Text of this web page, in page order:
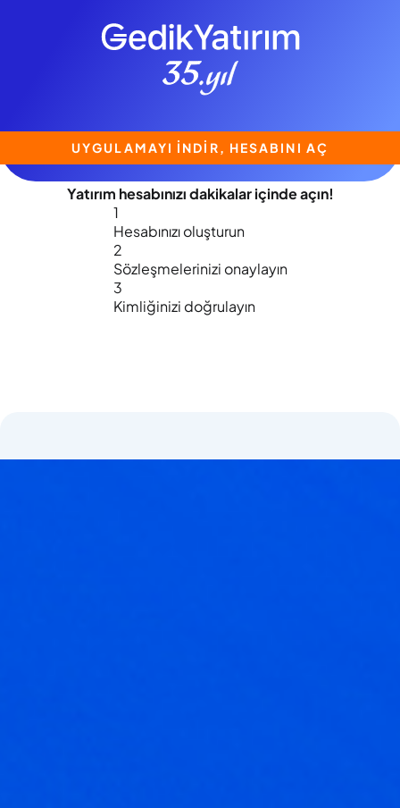
UYGULAMAYI İNDİR, HESABINI AÇ
Yatırım hesabınızıdakikalar içindeaçın!
1
Hesabınızı oluşturun
2
Sözleşmelerinizi onaylayın
3
Kimliğinizi doğrulayın